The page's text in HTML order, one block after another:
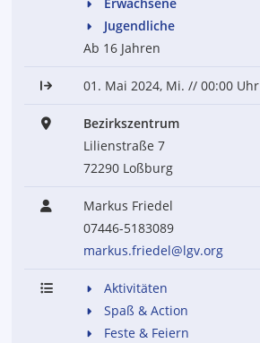
Jugendliche
Ab 16 Jahren
01. Mai 2024, Mi. // 00:00 Uhr
Bezirkszentrum
Lilienstraße 7
72290 Loßburg
Markus Friedel
07446-5183089
markus.friedel@lgv.org
Aktivitäten
Spaß & Action
Feste & Feiern